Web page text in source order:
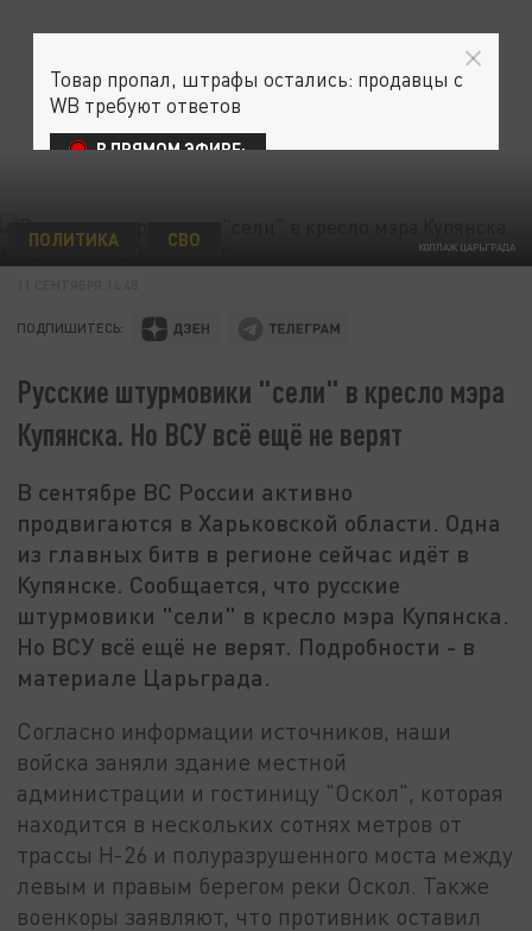
КОЛЛАЖ ЦАРЬГРАДА
ПОЛИТИКА СВО
ПОДПИШИТЕСЬ:
Русские штурмовики "сели" в кресло мэра
Купянска. Но ВСУ всё ещё не верят
В сентябре ВС России активно
продвигаются в Харьковской области. Одна
из главных битв в регионе сейчас идёт в
Купянске. Сообщается, что русские
штурмовики "сели" в кресло мэра Купянска.
Но ВСУ всё ещё не верят. Подробности - в
материале Царьграда.
Согласно информации источников, наши
войска заняли здание местной
администрации и гостиницу "Оскол", которая
находится в нескольких сотнях метров от
трассы Н-26 и полуразрушенного моста между
левым и правым берегом реки Оскол. Также
военкоры заявляют, что противник оставил
Товар пропал, штрафы остались: продавцы с
WB требуют ответов
В ПРЯМОМ ЭФИРЕ: